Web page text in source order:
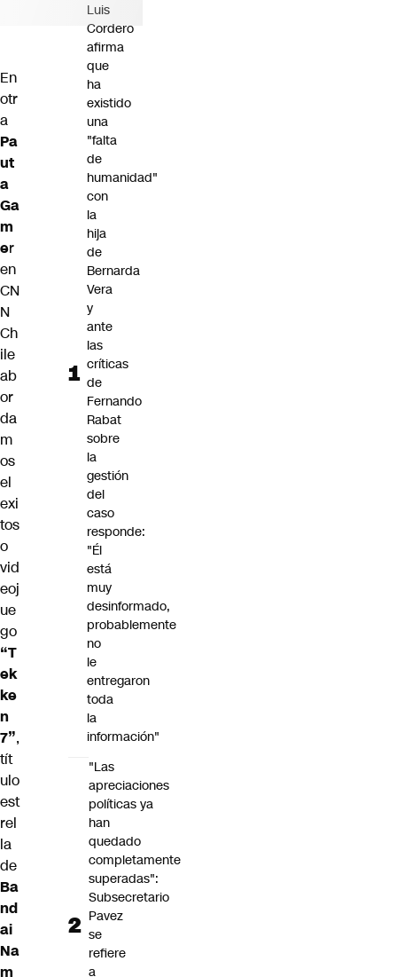
En
otr
a
Pa
ut
a
Ga
m
er
en
CN
N
Ch
ile
ab
or
da
m
os
el
exi
tos
o
vid
eoj
ue
go
“T
ek
ke
n
7”,
tít
ulo
est
rel
la
de
Ba
nd
ai
Na
m
Luis
Cordero
afirma
que
ha
existido
una
"falta
de
humanidad"
con
la
hija
de
Bernarda
Vera
y
ante
las
críticas
de
Fernando
Rabat
sobre
la
gestión
del
caso
responde:
"Él
está
muy
desinformado,
probablemente
no
le
entregaron
toda
la
información"
"Las
apreciaciones
políticas ya
han
quedado
completamente
superadas":
Subsecretario
Pavez
se
refiere
a